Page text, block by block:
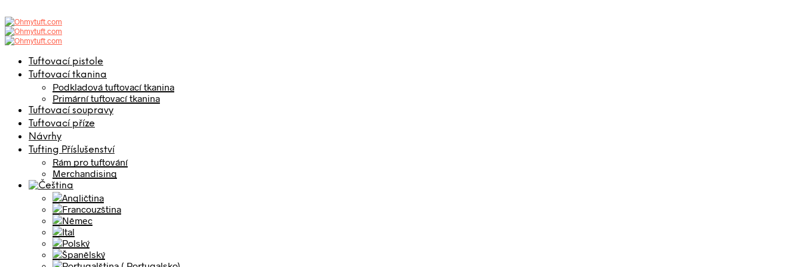
Tuftovací pistole
Tuftovací tkanina
Podkladová tuftovací tkanina
Primární tuftovací tkanina
Tuftovací soupravy
Tuftovací příze
Návrhy
Tufting Příslušenství
Rám pro tuftování
Merchandising